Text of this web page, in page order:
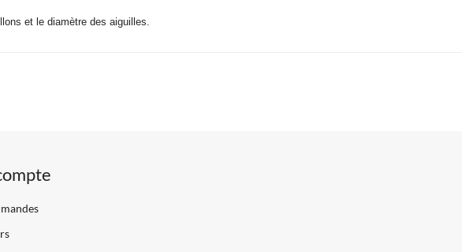
et le diamètre des aiguilles.